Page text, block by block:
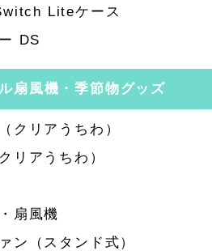
Liteケース
DS
扇風機・季節物グッズ
クリアうちわ）
リアうちわ）
扇風機
ン（スタンド式）